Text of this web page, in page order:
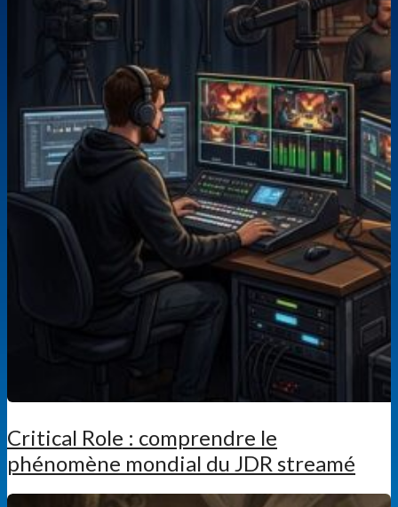
Critical Role : comprendre le
phénomène mondial du JDR streamé